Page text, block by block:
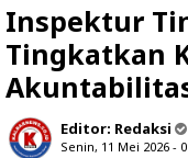
Inspektur
Tingkatkan
Editor: Redaksi
Senin, 11 Mei 2026 -